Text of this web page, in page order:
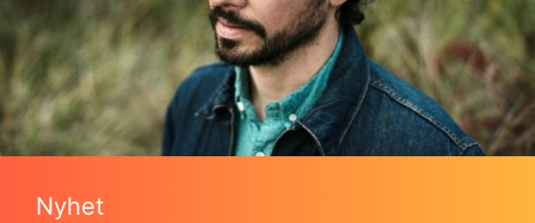
Nyhet